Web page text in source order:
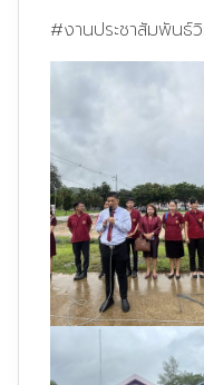
#งานประชาสัมพันธ์